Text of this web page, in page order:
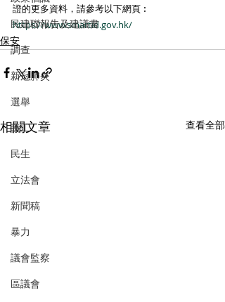
民建聯報告及建議書
調查
新冠肺炎
選舉
義工
民生
立法會
新聞稿
暴力
議會監察
區議會
證的更多資料，請參考以下網頁︰
https://www.smartid.gov.hk/
保安
相關文章 查看全部